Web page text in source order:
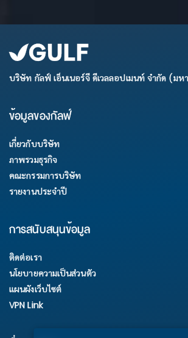
บริษัท กัลฟ์ เอ็นเนอร์จี ดีเวลลอปเมนท์ จำกัด (มห
ข้อมูลของกัลฟ์
เกี่ยวกับบริษัท
ภาพรวมธุรกิจ
คณะกรรมการบริษัท
รายงานประจำปี
การสนับสนุนข้อมูล
ติดต่อเรา
นโยบายความเป็นส่วนตัว
แผนผังเว็บไซต์
VPN Link